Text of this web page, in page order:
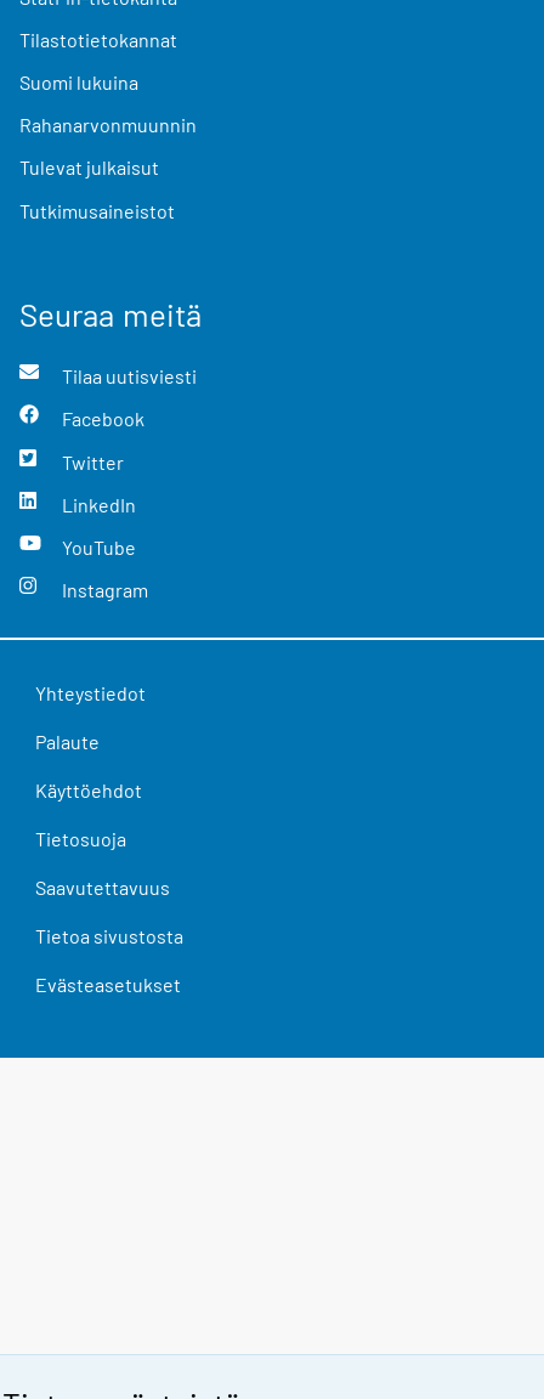
Tilastotietokannat
Suomi lukuina
Rahanarvonmuunnin
Tulevat julkaisut
Tutkimusaineistot
Seuraa meitä
Tilaa uutisviesti
Facebook
Twitter
LinkedIn
YouTube
Instagram
Yhteystiedot
Palaute
Käyttöehdot
Tietosuoja
Saavutettavuus
Tietoa sivustosta
Evästeasetukset